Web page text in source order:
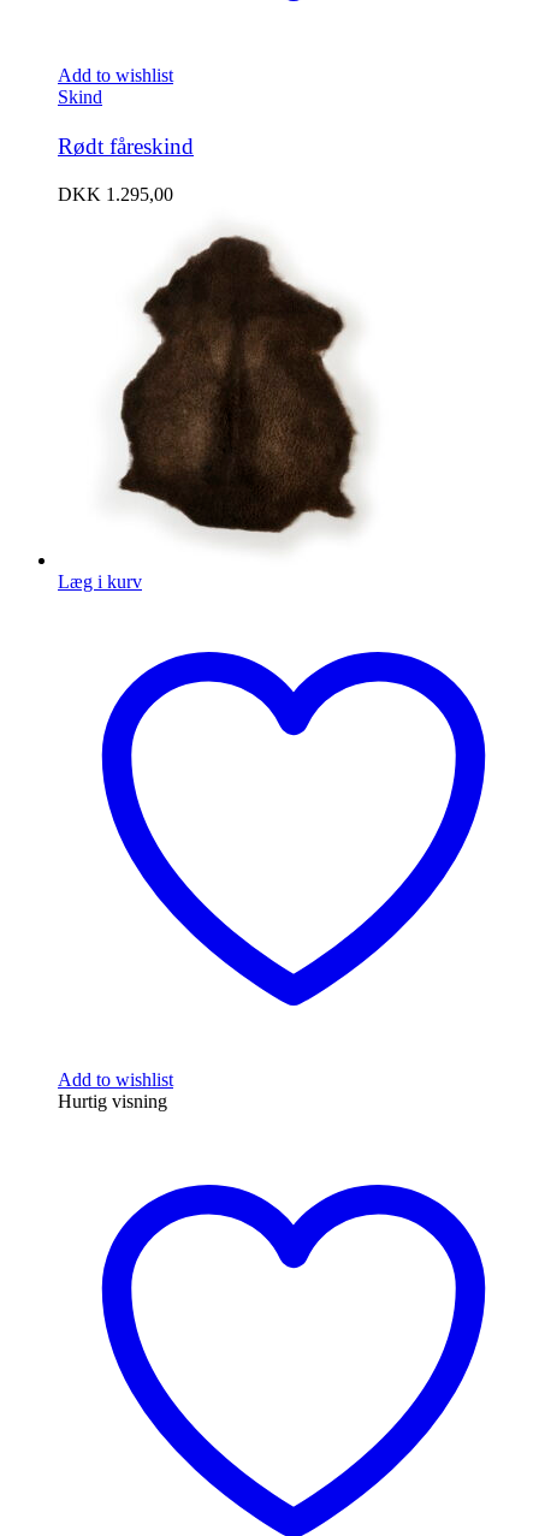
Add to wishlist
Skind
Rødt fåreskind
DKK 1.295,00
Læg i kurv
Add to wishlist
Hurtig visning